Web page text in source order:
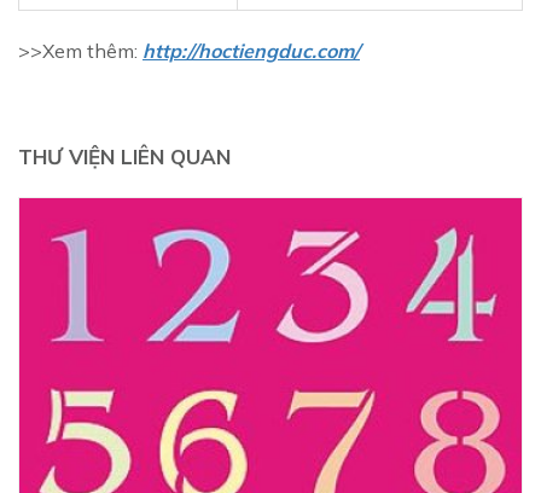
>>Xem thêm: http://hoctiengduc.com/
THƯ VIỆN LIÊN QUAN